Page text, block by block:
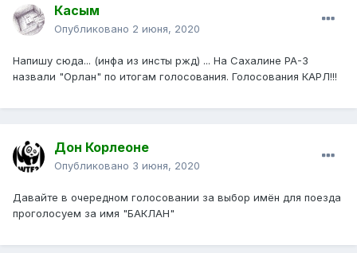
Касым
Опубликовано 2 июня, 2020
Напишу сюда... (инфа из инсты ржд) ... На Сахалине РА-3
назвали "Орлан" по итогам голосования. Голосования КАРЛ!!!
Дон Корлеоне
Опубликовано 3 июня, 2020
Давайте в очередном голосовании за выбор имён для поезда
проголосуем за имя "БАКЛАН"